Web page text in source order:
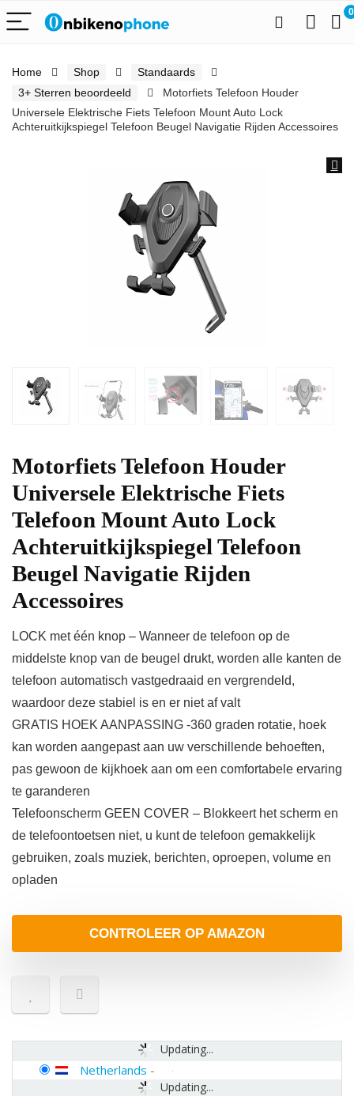
0
Home Shop
Standaards
3+ Sterren beoordeeld
Motorfiets Telefoon Houder
Universele Elektrische Fiets Telefoon Mount Auto Lock
Achteruitkijkspiegel Telefoon Beugel Navigatie Rijden Accessoires
Motorfiets Telefoon Houder
Universele Elektrische Fiets
Telefoon Mount Auto Lock
Achteruitkijkspiegel Telefoon
Beugel Navigatie Rijden
Accessoires
LOCK met één knop – Wanneer de telefoon op de
middelste knop van de beugel drukt, worden alle kanten de
telefoon automatisch vastgedraaid en vergrendeld,
waardoor deze stabiel is en er niet af valt
GRATIS HOEK AANPASSING -360 graden rotatie, hoek
kan worden aangepast aan uw verschillende behoeften,
pas gewoon de kijkhoek aan om een comfortabele ervaring
te garanderen
Telefoonscherm GEEN COVER​ – Blokkeert het scherm en
de telefoontoetsen niet, u kunt de telefoon gemakkelijk
gebruiken, zoals muziek, berichten, oproepen, volume en
opladen
CONTROLEER OP AMAZON
Updating...
Updating...
Netherlands -